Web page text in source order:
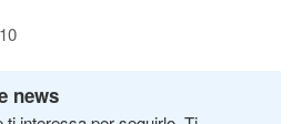
news